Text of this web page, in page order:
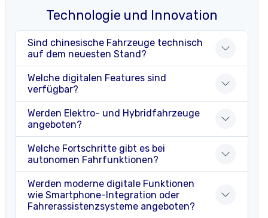
Technologie und Innovation
Sind chinesische Fahrzeuge technisch
auf dem neuesten Stand?
Welche digitalen Features sind
verfügbar?
Werden Elektro- und Hybridfahrzeuge
angeboten?
Welche Fortschritte gibt es bei
autonomen Fahrfunktionen?
Werden moderne digitale Funktionen
wie Smartphone-Integration oder
Fahrerassistenzsysteme angeboten?